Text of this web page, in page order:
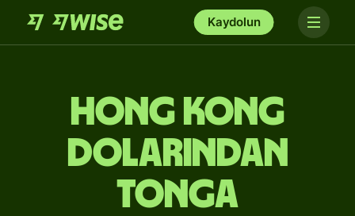
Kaydolun
Hong Kong
dolarından
Tonga